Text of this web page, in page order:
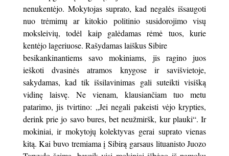
nenukentėjo. Mokytojas suprato, kad negalės išsaugoti
nuo trėmimų ar kitokio politinio susidorojimo visų
moksleivių, todėl kaip galėdamas rėmė tuos, kurie
kentėjo lageriuose. Rašydamas laiškus Sibire
besikankinantiems savo mokiniams, jis ragino juos
ieškoti dvasinės atramos knygose ir savišvietoje,
sakydamas, kad tik išsilavinimas gali suteikti visišką
vidinę laisvę. Ne vienam, klausiančiam tuo metu
patarimo, jis tvirtino: „Jei negali pakeisti vėjo krypties,
derink prie jo savo bures, bet neužmiršk, kur plauki“. Ir
mokiniai, ir mokytojų kolektyvas gerai suprato vienas
kitą. Kai buvo tremiama į Sibirą garsaus lituanisto Juozo